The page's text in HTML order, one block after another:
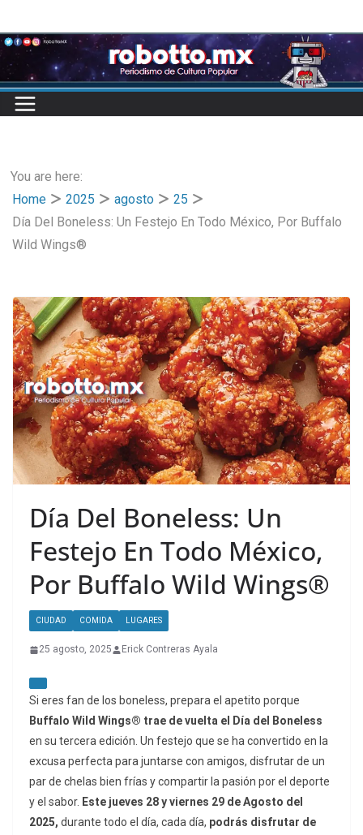
to
content
You are here:
Home
2025 agosto
25
Día Del Boneless: Un Festejo En Todo México, Por Buffalo
Wild Wings®
Día Del Boneless: Un
Festejo En Todo México,
Por Buffalo Wild Wings®
CIUDAD COMIDA LUGARES
25 agosto, 2025 Erick Contreras Ayala
Si eres fan de los boneless, prepara el apetito porque
Buffalo Wild Wings® trae de vuelta el Día del Boneless
en su tercera edición. Un festejo que se ha convertido en la
excusa perfecta para juntarse con amigos, disfrutar de un
par de chelas bien frías y compartir la pasión por el deporte
y el sabor. Este jueves 28 y viernes 29 de Agosto del
2025, durante todo el día, cada día, podrás disfrutar de